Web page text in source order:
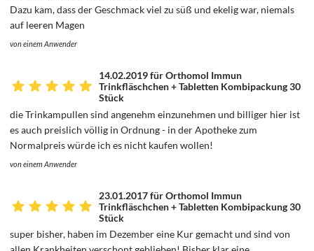
Dazu kam, dass der Geschmack viel zu süß und ekelig war, niemals
auf leeren Magen
von einem Anwender
14.02.2019 für Orthomol Immun
Trinkfläschchen + Tabletten Kombipackung 30
Stück
die Trinkampullen sind angenehm einzunehmen und billiger hier ist
es auch preislich völlig in Ordnung - in der Apotheke zum
Normalpreis würde ich es nicht kaufen wollen!
von einem Anwender
23.01.2017 für Orthomol Immun
Trinkfläschchen + Tabletten Kombipackung 30
Stück
super bisher, haben im Dezember eine Kur gemacht und sind von